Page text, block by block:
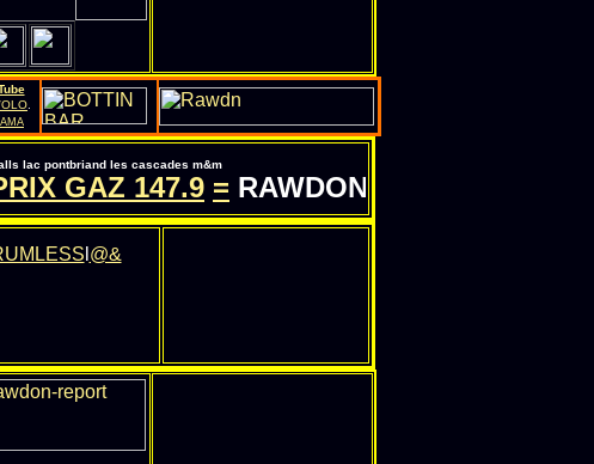
lac pontbriand les cascades m&m
GAZ147.9 =RAWDON-QC.COM -
@&